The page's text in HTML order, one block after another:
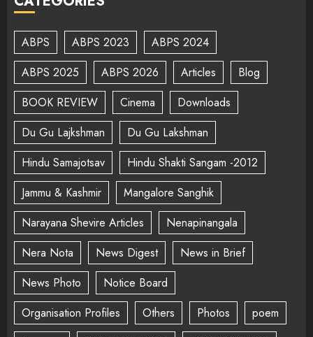
ABPS ABPS 2023
ABPS 2024
ABPS 2025
ABPS 2026 Articles
Blog
BOOK REVIEW
Cinema
Downloads
Du Gu Lajkshman
Du Gu Lakshman
Hindu Samajotsav
Hindu Shakti Sangam -2012
Jammu & Kashmir
Mangalore Sanghik
Narayana Shevire Articles
Nenapinangala
Nera Nota
News Digest
News in Brief
News Photo
Notice Board
Organisation Profiles
Others Photos
poem